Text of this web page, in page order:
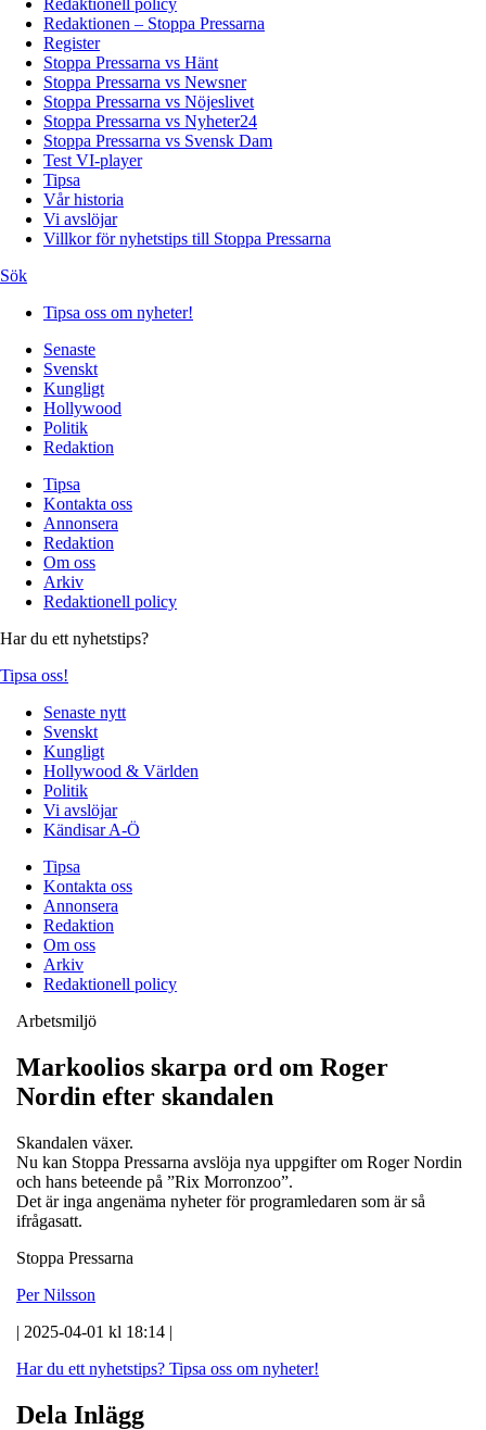
Redaktionell policy
Redaktionen – Stoppa Pressarna
Register
Stoppa Pressarna vs Hänt
Stoppa Pressarna vs Newsner
Stoppa Pressarna vs Nöjeslivet
Stoppa Pressarna vs Nyheter24
Stoppa Pressarna vs Svensk Dam
Test VI-player
Tipsa
Vår historia
Vi avslöjar
Villkor för nyhetstips till Stoppa Pressarna
Sök
Tipsa oss om nyheter!
Senaste
Svenskt
Kungligt
Hollywood
Politik
Redaktion
Tipsa
Kontakta oss
Annonsera
Redaktion
Om oss
Arkiv
Redaktionell policy
Har du ett nyhetstips?
Tipsa oss!
Senaste nytt
Svenskt
Kungligt
Hollywood & Världen
Politik
Vi avslöjar
Kändisar A-Ö
Tipsa
Kontakta oss
Annonsera
Redaktion
Om oss
Arkiv
Redaktionell policy
Arbetsmiljö
Markoolios skarpa ord om Roger
Nordin efter skandalen
Skandalen växer.
Nu kan Stoppa Pressarna avslöja nya uppgifter om Roger Nordin
och hans beteende på ”Rix Morronzoo”.
Det är inga angenäma nyheter för programledaren som är så
ifrågasatt.
Stoppa Pressarna
Per Nilsson
| 2025-04-01 kl 18:14 |
Har du ett nyhetstips? Tipsa oss om nyheter!
Dela Inlägg